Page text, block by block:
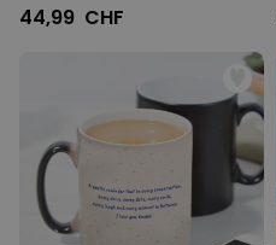
44,99 CHF